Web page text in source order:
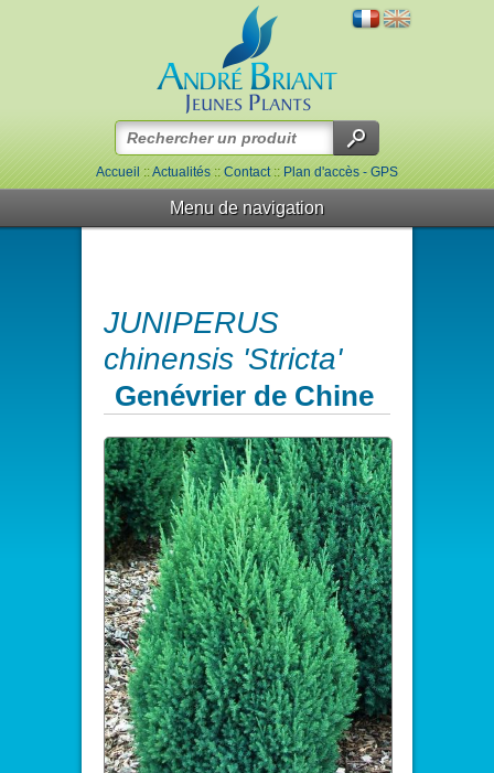
Accueil::Actualités::Contact::Plan d'accès - GPS
Menu de navigation
JUNIPERUS
chinensis 'Stricta'
Genévrier de Chine